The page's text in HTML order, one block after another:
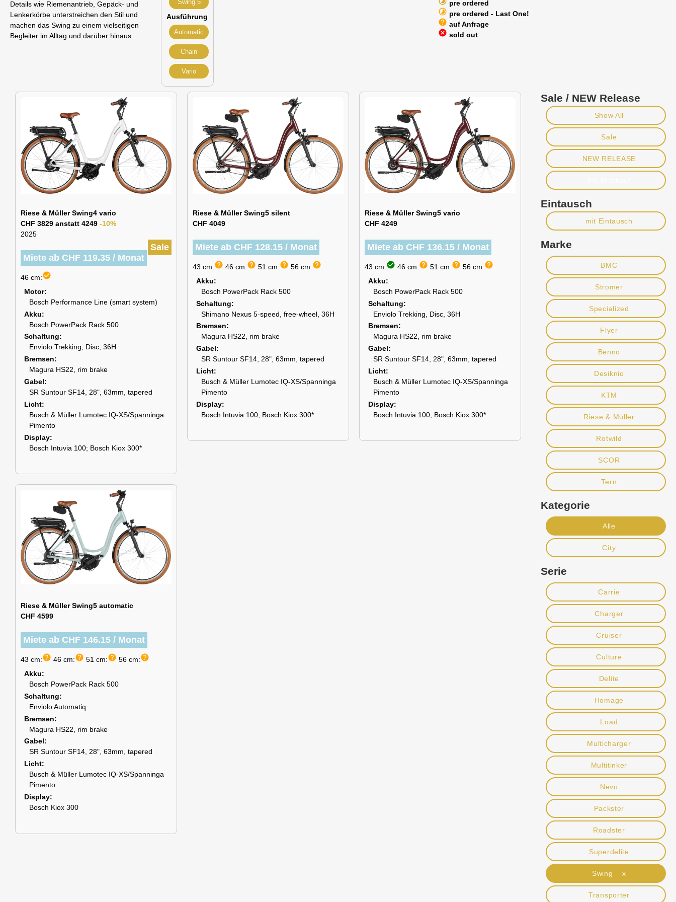
Details wie Riemenantrieb, Gepäck‑ und
Lenkerkörbe unterstreichen den Stil und
machen das Swing zu einem vielseitigen
Begleiter im Alltag und darüber hinaus.
Swing 5
Ausführung
Automatic
Chain
Vario
pre ordered
timelapse pre ordered - Last One!
help auf Anfrage
cancel sold out
Riese & Müller Swing4 vario
CHF 3829 anstatt 4249 -10%
2025
Sale
Miete ab CHF 119.35 / Monat
46 cm:check_circle
Motor
Bosch Performance Line (smart system)
Akku
Bosch PowerPack Rack 500
Schaltung
Enviolo Trekking, Disc, 36H
Bremsen
Magura HS22, rim brake
Gabel
SR Suntour SF14, 28", 63mm, tapered
Licht
Busch & Müller Lumotec IQ-XS/Spanninga
Pimento
Display
Bosch Intuvia 100; Bosch Kiox 300*
Riese & Müller Swing5 silent
CHF 4049
Miete ab CHF 128.15 / Monat
43 cm:help 46 cm:help 51 cm:help 56 cm:help
Akku
Bosch PowerPack Rack 500
Schaltung
Shimano Nexus 5-speed, free-wheel, 36H
Bremsen
Magura HS22, rim brake
Gabel
SR Suntour SF14, 28", 63mm, tapered
Licht
Busch & Müller Lumotec IQ-XS/Spanninga
Pimento
Display
Bosch Intuvia 100; Bosch Kiox 300*
Riese & Müller Swing5 vario
CHF 4249
Miete ab CHF 136.15 / Monat
43 cm:check_circle 46 cm:help 51 cm:help 56 cm:help
Akku
Bosch PowerPack Rack 500
Schaltung
Enviolo Trekking, Disc, 36H
Bremsen
Magura HS22, rim brake
Gabel
SR Suntour SF14, 28", 63mm, tapered
Licht
Busch & Müller Lumotec IQ-XS/Spanninga
Pimento
Display
Bosch Intuvia 100; Bosch Kiox 300*
Riese & Müller Swing5 automatic
CHF 4599
Miete ab CHF 146.15 / Monat
43 cm:help 46 cm:help 51 cm:help 56 cm:help
Akku
Bosch PowerPack Rack 500
Schaltung
Enviolo Automatiq
Bremsen
Magura HS22, rim brake
Gabel
SR Suntour SF14, 28", 63mm, tapered
Licht
Busch & Müller Lumotec IQ-XS/Spanninga
Pimento
Display
Bosch Kiox 300
Sale / NEW Release
Show All
Sale
NEW RELEASE
Eintausch
mit Eintausch
Marke
BMC
Stromer
Specialized
Flyer
Benno
Desiknio
KTM
Riese & Müller
Rotwild
SCOR
Tern
Kategorie
Alle
City
Serie
Carrie
Charger
Cruiser
Culture
Delite
Homage
Load
Multicharger
Multitinker
Nevo
Packster
Roadster
Superdelite
Swing x
Transporter